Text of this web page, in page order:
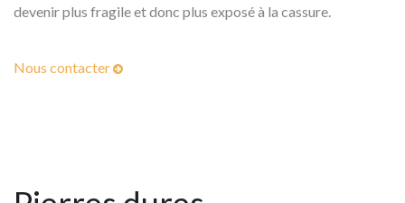
devenir plus fragile et donc plus exposé à la cassure.
Nous contacter